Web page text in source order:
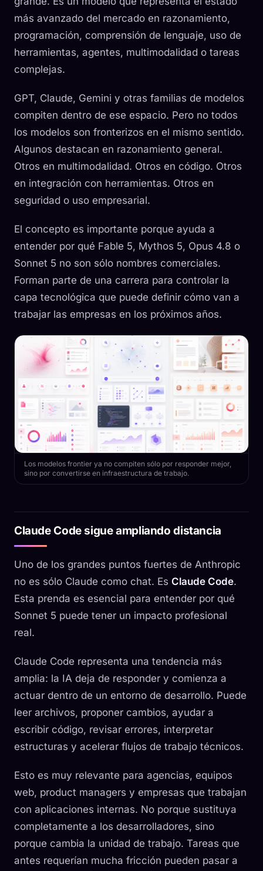
más avanzado del mercado en razonamiento,
programación, comprensión de lenguaje, uso de
herramientas, agentes, multimodalidad o tareas
complejas.
GPT, Claude, Gemini y otras familias de modelos
compiten dentro de ese espacio. Pero no todos
los modelos son fronterizos en el mismo sentido.
Algunos destacan en razonamiento general.
Otros en multimodalidad. Otros en código. Otros
en integración con herramientas. Otros en
seguridad o uso empresarial.
El concepto es importante porque ayuda a
entender por qué Fable 5, Mythos 5, Opus 4.8 o
Sonnet 5 no son sólo nombres comerciales.
Forman parte de una carrera para controlar la
capa tecnológica que puede definir cómo van a
trabajar las empresas en los próximos años.
Los modelos frontier ya no compiten sólo por responder mejor,
sino por convertirse en infraestructura de trabajo.
Claude Code sigue ampliando distancia
Uno de los grandes puntos fuertes de Anthropic
no es sólo Claude como chat. Es Claude Code.
Esta prenda es esencial para entender por qué
Sonnet 5 puede tener un impacto profesional
real.
Claude Code representa una tendencia más
amplia: la IA deja de responder y comienza a
actuar dentro de un entorno de desarrollo. Puede
leer archivos, proponer cambios, ayudar a
escribir código, revisar errores, interpretar
estructuras y acelerar flujos de trabajo técnicos.
Esto es muy relevante para agencias, equipos
web, product managers y empresas que trabajan
con aplicaciones internas. No porque sustituya
completamente a los desarrolladores, sino
porque cambia la unidad de trabajo. Tareas que
antes requerían mucha fricción pueden pasar a